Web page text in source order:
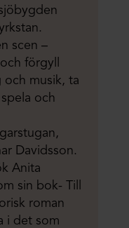
scen –
förgyll
och musik, ta
och
Davidsson.
Anita
sin bok- Till
roman
i det som